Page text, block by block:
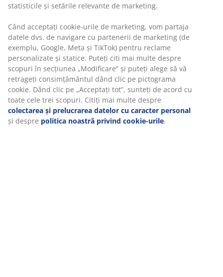
cu pulbere. Poliratanul oferă un aspect natural de
răchită, fiind în același timp rezistent la intemperii și nu
necesită întreținere.
Unitate de stoc: 3725150
Instrucțiuni de asamblare
La JYSK folosim cookie-uri și identificatori mobili pentru a vă
asigura o experiență plăcută atunci când vizitați site-ul
nostru web. Cookie-urile colectează informații despre dvs.
pentru a securiza funcționalitatea, statisticile și setările
relevante de marketing.
Când acceptați cookie-urile de marketing, vom partaja
datele dvs. de navigare cu partenerii de marketing (de
exemplu, Google, Meta și TikTok) pentru reclame
personalizate și statice. Puteți citi mai multe despre scopuri
în secțiunea „Modificare” și puteți alege să vă retrageți